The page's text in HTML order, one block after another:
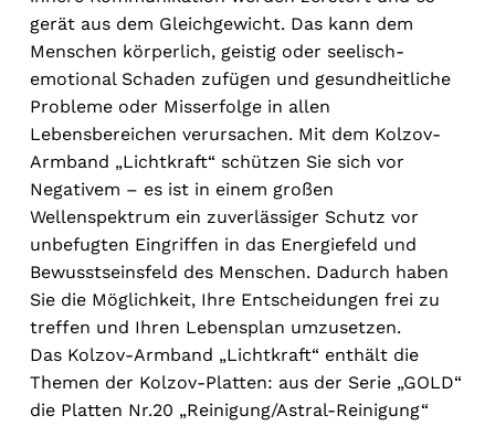
gerät aus dem Gleichgewicht. Das kann dem
Menschen körperlich, geistig oder seelisch-
emotional Schaden zufügen und gesundheitliche
Probleme oder Misserfolge in allen
Lebensbereichen verursachen. Mit dem Kolzov-
Armband „Lichtkraft“ schützen Sie sich vor
Negativem – es ist in einem großen
Wellenspektrum ein zuverlässiger Schutz vor
unbefugten Eingriffen in das Energiefeld und
Bewusstseinsfeld des Menschen. Dadurch haben
Sie die Möglichkeit, Ihre Entscheidungen frei zu
treffen und Ihren Lebensplan umzusetzen.
Das Kolzov-Armband „Lichtkraft“ enthält die
Themen der Kolzov-Platten: aus der Serie „GOLD“
die Platten Nr.20 „Reinigung/Astral-Reinigung“